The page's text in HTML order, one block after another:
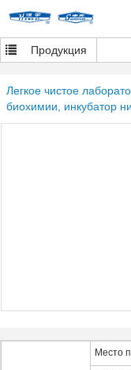
Продукция
Легкое чистое
биохимии, инкубатор
Место